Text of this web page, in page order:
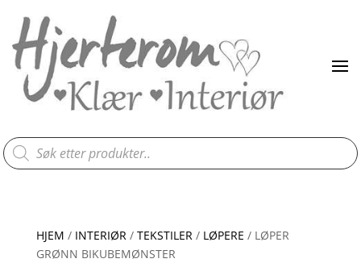
Products
search
HJEM / INTERIØR/ TEKSTILER/ LØPERE / LØPER
GRØNN BIKUBEMØNSTER